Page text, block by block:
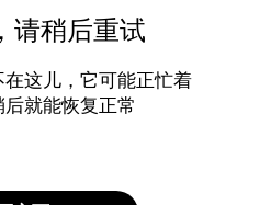
请稍后重试
这儿，它可能正忙着
就能恢复正常